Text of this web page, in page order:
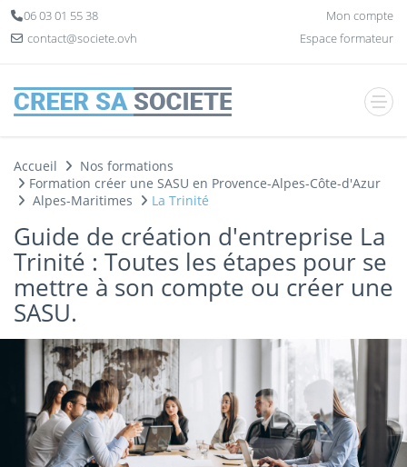
06 03 01 55 38
contact@societe.ovh
Mon compte
Espace formateur
Accueil
Nos formations
Formation créer une SASU en Provence-Alpes-Côte-d'Azur
Alpes-Maritimes
La Trinité
Guide de création d'entreprise La
Trinité : Toutes les étapes pour se
mettre à son compte ou créer une
SASU.
Panneau de gestion des cookies